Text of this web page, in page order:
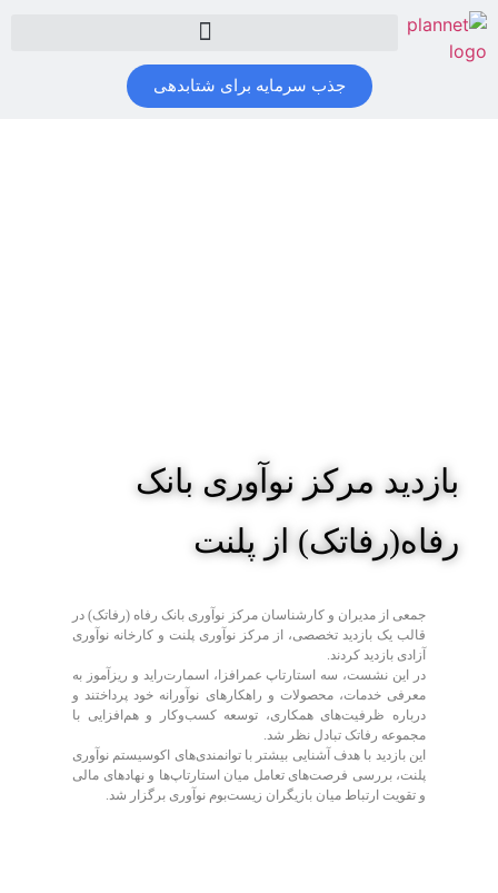
جذب سرمایه برای شتابدهی
بازدید مرکز نوآوری بانک
رفاه(رفاتک) از پلنت
جمعی از مدیران و کارشناسان مرکز نوآوری بانک رفاه (رفاتک) در
قالب یک بازدید تخصصی، از مرکز نوآوری پلنت و کارخانه نوآوری
آزادی بازدید کردند.
در این نشست، سه استارتاپ عمرافزا، اسمارت‌راید و ریزآموز به
معرفی خدمات، محصولات و راهکارهای نوآورانه خود پرداختند و
درباره ظرفیت‌های همکاری، توسعه کسب‌وکار و هم‌افزایی با
مجموعه رفاتک تبادل نظر شد.
این بازدید با هدف آشنایی بیشتر با توانمندی‌های اکوسیستم نوآوری
پلنت، بررسی فرصت‌های تعامل میان استارتاپ‌ها و نهادهای مالی
و تقویت ارتباط میان بازیگران زیست‌بوم نوآوری برگزار شد.